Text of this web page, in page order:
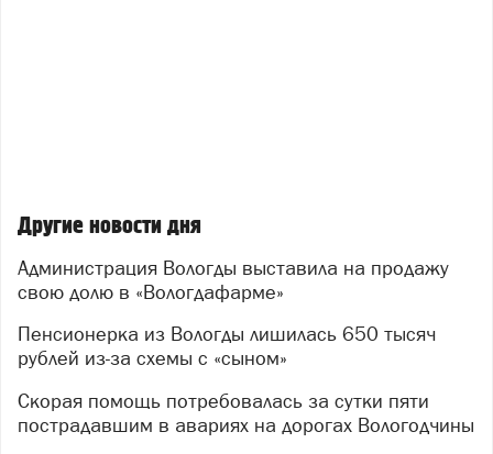
Другие новости дня
Администрация Вологды выставила на продажу
свою долю в «Вологдафарме»
Пенсионерка из Вологды лишилась 650 тысяч
рублей из-за схемы с «сыном»
Скорая помощь потребовалась за сутки пяти
пострадавшим в авариях на дорогах Вологодчины